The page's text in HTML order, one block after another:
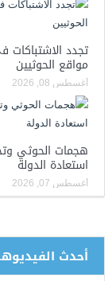
تجدد
مواقع الحوثيين
أغسطس 08, 2026
هجمات الحوثي
استعادة الدولة
أغسطس 07, 2026
أحدث